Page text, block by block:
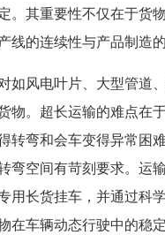
。其重要性不仅在于货
线的连续性与产品制造的
如风电叶片、大型管道
。超长运输的难点在于“
转弯和会车变得异常困
弯空间有苛刻要求。运
用长货挂车，并通过科
在车辆动态行驶中的稳